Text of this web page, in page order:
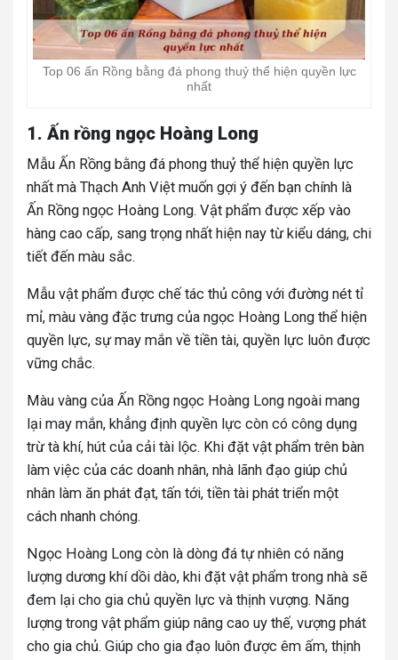
Top 06 ấn Rồng bằng đá phong thuỷ thể hiện quyền lực
nhất
1. Ấn rồng ngọc Hoàng Long
Mẫu Ấn Rồng bằng đá phong thuỷ thể hiện quyền lực
nhất mà Thạch Anh Việt muốn gợi ý đến bạn chính là
Ấn Rồng ngọc Hoàng Long. Vật phẩm được xếp vào
hàng cao cấp, sang trọng nhất hiện nay từ kiểu dáng, chi
tiết đến màu sắc.
Mẫu vật phẩm được chế tác thủ công với đường nét tỉ
mỉ, màu vàng đặc trưng của ngọc Hoàng Long thể hiện
quyền lực, sự may mắn về tiền tài, quyền lực luôn được
vững chắc.
Màu vàng của Ấn Rồng ngọc Hoàng Long ngoài mang
lại may mắn, khẳng định quyền lực còn có công dụng
trừ tà khí, hút của cải tài lộc. Khi đặt vật phẩm trên bàn
làm việc của các doanh nhân, nhà lãnh đạo giúp chủ
nhân làm ăn phát đạt, tấn tới, tiền tài phát triển một
cách nhanh chóng.
Ngọc Hoàng Long còn là dòng đá tự nhiên có năng
lượng dương khí dồi dào, khi đặt vật phẩm trong nhà sẽ
đem lại cho gia chủ quyền lực và thịnh vượng. Năng
lượng trong vật phẩm giúp nâng cao uy thế, vượng phát
cho gia chủ. Giúp cho gia đạo luôn được êm ấm, thịnh